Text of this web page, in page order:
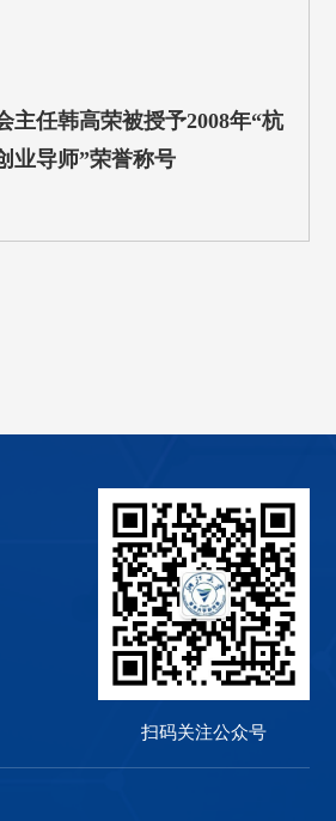
主任韩高荣被授予2008年“杭
业导师”荣誉称号
扫码关注公众号